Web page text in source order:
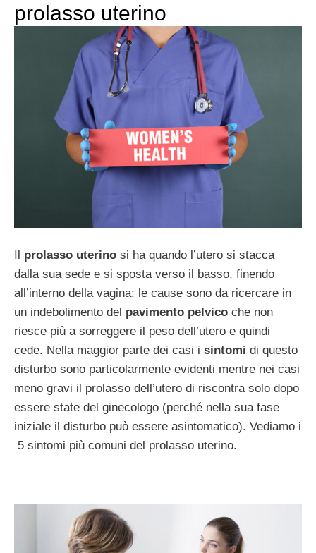
prolasso uterino
Il prolasso uterino si ha quando l’utero si stacca
dalla sua sede e si sposta verso il basso, finendo
all’interno della vagina: le cause sono da ricercare in
un indebolimento del pavimento pelvico che non
riesce più a sorreggere il peso dell’utero e quindi
cede. Nella maggior parte dei casi i sintomi di questo
disturbo sono particolarmente evidenti mentre nei casi
meno gravi il prolasso dell’utero di riscontra solo dopo
essere state del ginecologo (perché nella sua fase
iniziale il disturbo può essere asintomatico). Vediamo i
5 sintomi più comuni del prolasso uterino.